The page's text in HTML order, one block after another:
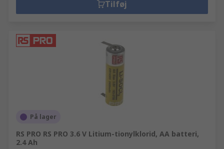
Tilføj
På lager
RS PRO RS PRO 3.6 V Litium-tionylklorid, AA batteri,
2.4 Ah